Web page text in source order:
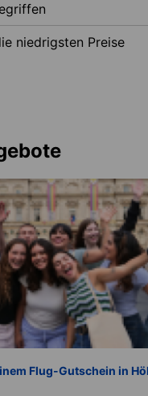
niedrigsten Preise
Flug-Gutschein in